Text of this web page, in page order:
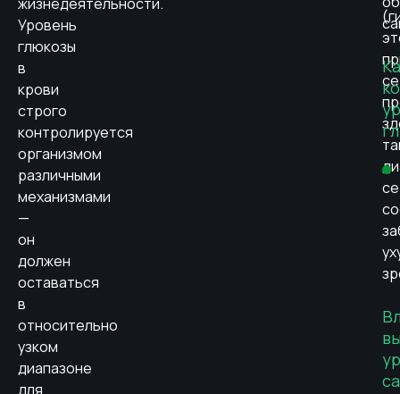
Уровень
глюкозы
в
крови
строго
контролируется
организмом
различными
механизмами
—
он
должен
оставаться
в
относительно
узком
диапазоне
для